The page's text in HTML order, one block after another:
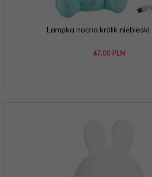
Lampka nocna królik
47,00 PLN